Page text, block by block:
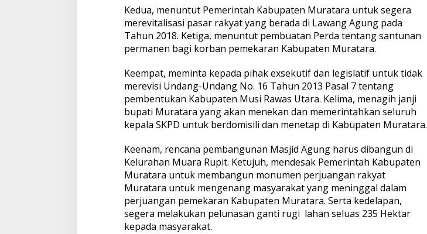
a
M
u
r
a
a
r
a
Kedua, menuntut Pemerintah Kabupaten Muratara untuk segera
merevitalisasi pasar rakyat yang berada di Lawang Agung pada
Tahun 2018. Ketiga, menuntut pembuatan Perda tentang santunan
permanen bagi korban pemekaran Kabupaten Muratara.
Keempat, meminta kepada pihak exsekutif dan legislatif untuk tidak
merevisi Undang-Undang No. 16 Tahun 2013 Pasal 7 tentang
pembentukan Kabupaten Musi Rawas Utara. Kelima, menagih janji
bupati Muratara yang akan menekan dan memerintahkan seluruh
kepala SKPD untuk berdomisili dan menetap di Kabupaten Muratara.
Keenam, rencana pembangunan Masjid Agung harus dibangun di
Kelurahan Muara Rupit. Ketujuh, mendesak Pemerintah Kabupaten
Muratara untuk membangun monumen perjuangan rakyat
Muratara untuk mengenang masyarakat yang meninggal dalam
perjuangan pemekaran Kabupaten Muratara. Serta kedelapan,
segera melakukan pelunasan ganti rugi lahan seluas 235 Hektar
kepada masyarakat.